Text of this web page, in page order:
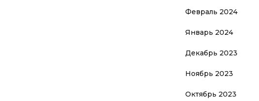
Февраль 2024
Январь 2024
Декабрь 2023
Ноябрь 2023
Октябрь 2023